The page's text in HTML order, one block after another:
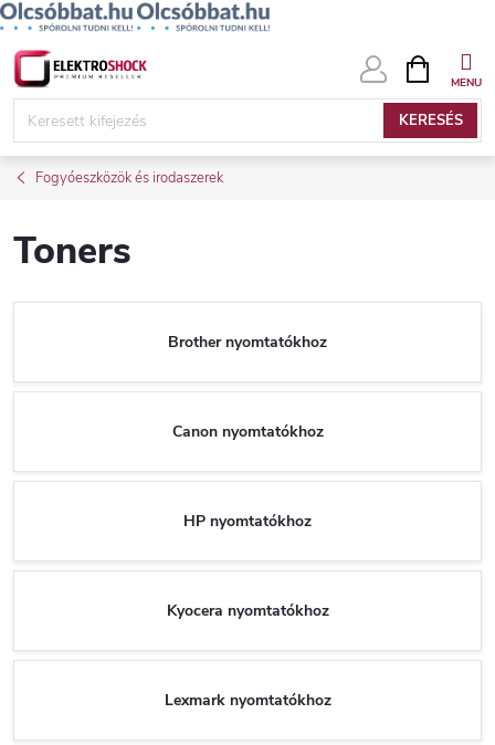
Ugrás
KERESÉS
KOSÁR
Fogyóeszközök és irodaszerek
Toners
Brother nyomtatókhoz
Canon nyomtatókhoz
HP nyomtatókhoz
Kyocera nyomtatókhoz
Lexmark nyomtatókhoz